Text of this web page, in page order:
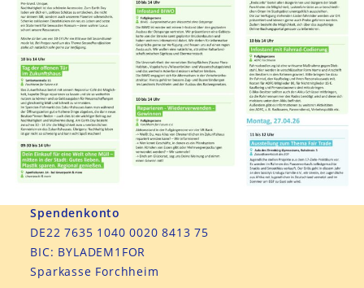
Spendenkonto
DE22 7635 1040 0020 8413 75
BIC: BYLADEM1FOR
Sparkasse Forchheim